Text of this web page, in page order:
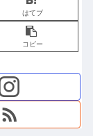
はてブ
コピー